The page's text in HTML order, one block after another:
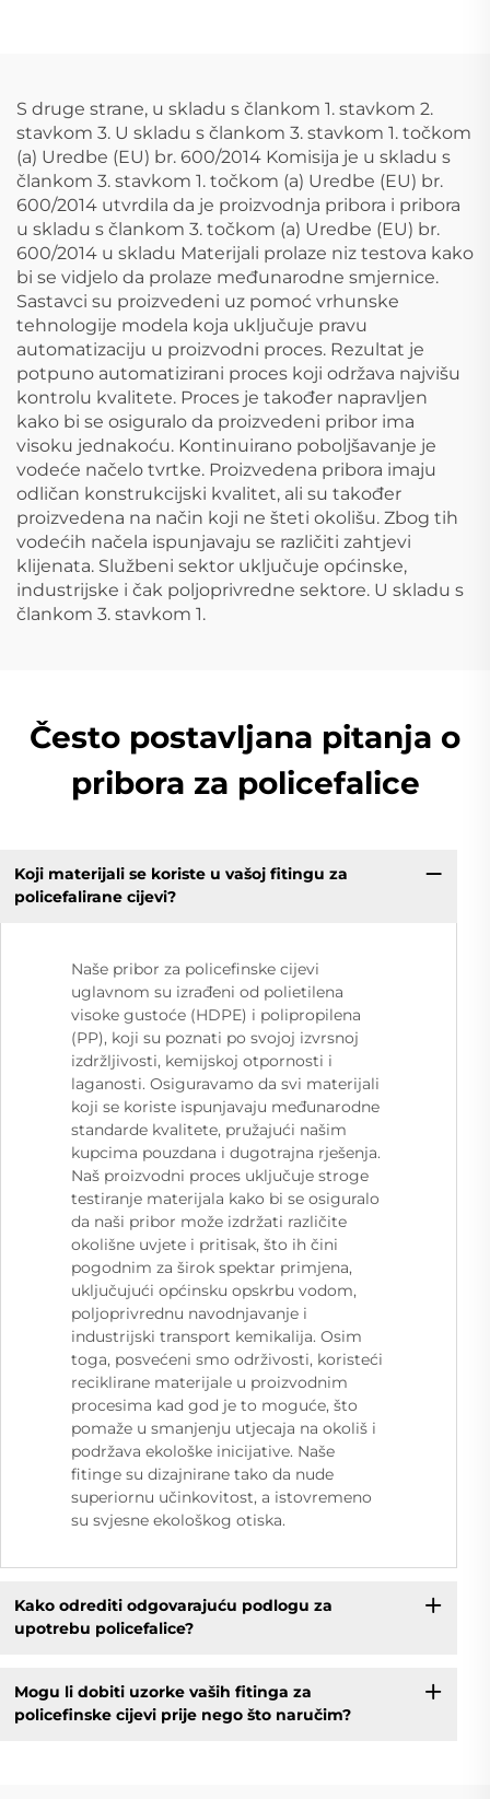
S druge strane, u skladu s člankom 1. stavkom 2.
stavkom 3. U skladu s člankom 3. stavkom 1. točkom
(a) Uredbe (EU) br. 600/2014 Komisija je u skladu s
člankom 3. stavkom 1. točkom (a) Uredbe (EU) br.
600/2014 utvrdila da je proizvodnja pribora i pribora
u skladu s člankom 3. točkom (a) Uredbe (EU) br.
600/2014 u skladu Materijali prolaze niz testova kako
bi se vidjelo da prolaze međunarodne smjernice.
Sastavci su proizvedeni uz pomoć vrhunske
tehnologije modela koja uključuje pravu
automatizaciju u proizvodni proces. Rezultat je
potpuno automatizirani proces koji održava najvišu
kontrolu kvalitete. Proces je također napravljen
kako bi se osiguralo da proizvedeni pribor ima
visoku jednakoću. Kontinuirano poboljšavanje je
vodeće načelo tvrtke. Proizvedena pribora imaju
odličan konstrukcijski kvalitet, ali su također
proizvedena na način koji ne šteti okolišu. Zbog tih
vodećih načela ispunjavaju se različiti zahtjevi
klijenata. Službeni sektor uključuje općinske,
industrijske i čak poljoprivredne sektore. U skladu s
člankom 3. stavkom 1.
Često postavljana pitanja o
pribora za policefalice
Koji materijali se koriste u vašoj fitingu za
policefalirane cijevi?
Naše pribor za policefinske cijevi
uglavnom su izrađeni od polietilena
visoke gustoće (HDPE) i polipropilena
(PP), koji su poznati po svojoj izvrsnoj
izdržljivosti, kemijskoj otpornosti i
laganosti. Osiguravamo da svi materijali
koji se koriste ispunjavaju međunarodne
standarde kvalitete, pružajući našim
kupcima pouzdana i dugotrajna rješenja.
Naš proizvodni proces uključuje stroge
testiranje materijala kako bi se osiguralo
da naši pribor može izdržati različite
okolišne uvjete i pritisak, što ih čini
pogodnim za širok spektar primjena,
uključujući općinsku opskrbu vodom,
poljoprivrednu navodnjavanje i
industrijski transport kemikalija. Osim
toga, posvećeni smo održivosti, koristeći
reciklirane materijale u proizvodnim
procesima kad god je to moguće, što
pomaže u smanjenju utjecaja na okoliš i
podržava ekološke inicijative. Naše
fitinge su dizajnirane tako da nude
superiornu učinkovitost, a istovremeno
su svjesne ekološkog otiska.
Kako odrediti odgovarajuću podlogu za
upotrebu policefalice?
Mogu li dobiti uzorke vaših fitinga za
policefinske cijevi prije nego što naručim?